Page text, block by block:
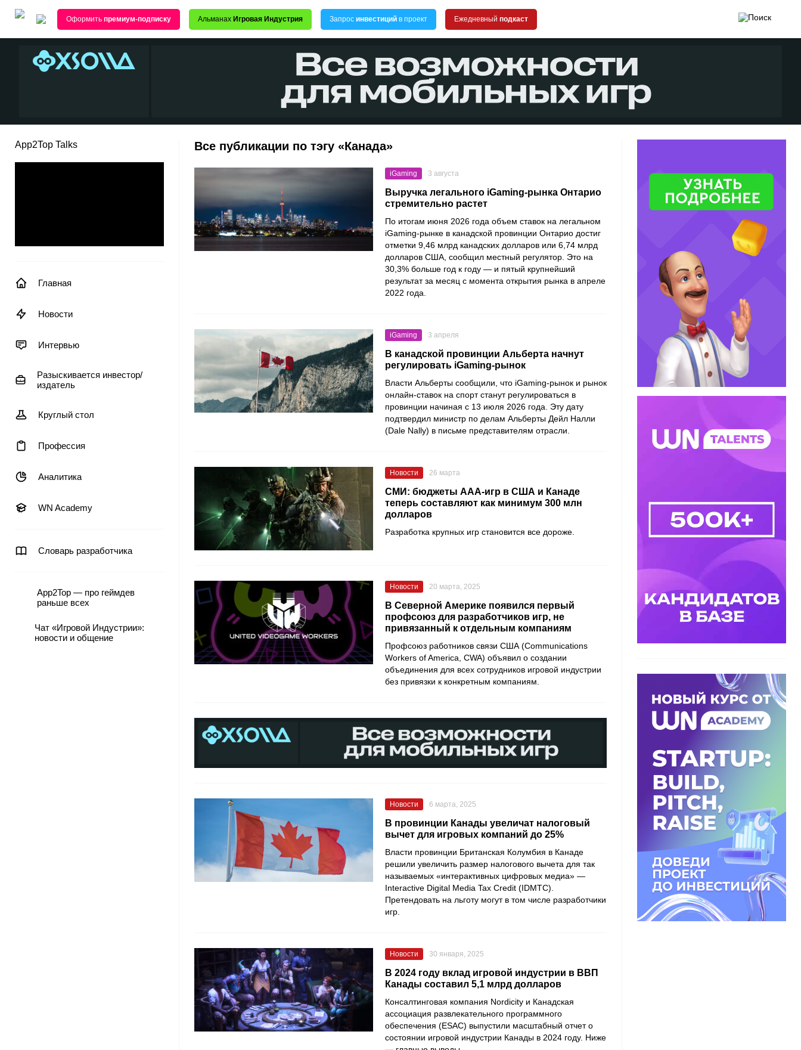
Оформить премиум-подписку Альманах Игровая Индустрия Запрос инвестиций в проект Ежедневный подкаст
App2Top Talks
Главная
Новости
Интервью
Разыскивается инвестор/
издатель
Круглый стол
Профессия
Аналитика
WN Academy
Словарь разработчика
App2Top — про геймдев
раньше всех
Чат «Игровой Индустрии»:
новости и общение
Все публикации по тэгу «Канада»
iGaming 3 августа
Выручка легального iGaming-рынка Онтарио
стремительно растет
По итогам июня 2026 года объем ставок на легальном
iGaming-рынке в канадской провинции Онтарио достиг
отметки 9,46 млрд канадских долларов или 6,74 млрд
долларов США, сообщил местный регулятор. Это на
30,3% больше год к году — и пятый крупнейший
результат за месяц с момента открытия рынка в апреле
2022 года.
iGaming 3 апреля
В канадской провинции Альберта начнут
регулировать iGaming-рынок
Власти Альберты сообщили, что iGaming-рынок и рынок
онлайн-ставок на спорт станут регулироваться в
провинции начиная с 13 июля 2026 года. Эту дату
подтвердил министр по делам Альберты Дейл Налли
(Dale Nally) в письме представителям отрасли.
Новости 26 марта
СМИ: бюджеты ААА-игр в США и Канаде
теперь составляют как минимум 300 млн
долларов
Разработка крупных игр становится все дороже.
Новости 20 марта, 2025
В Северной Америке появился первый
профсоюз для разработчиков игр, не
привязанный к отдельным компаниям
Профсоюз работников связи США (Communications
Workers of America, CWA) объявил о создании
объединения для всех сотрудников игровой индустрии
без привязки к конкретным компаниям.
Новости 6 марта, 2025
В провинции Канады увеличат налоговый
вычет для игровых компаний до 25%
Власти провинции Британская Колумбия в Канаде
решили увеличить размер налогового вычета для так
называемых «интерактивных цифровых медиа» —
Interactive Digital Media Tax Credit (IDMTC).
Претендовать на льготу могут в том числе разработчики
игр.
Новости 30 января, 2025
В 2024 году вклад игровой индустрии в ВВП
Канады составил 5,1 млрд долларов
Консалтинговая компания Nordicity и Канадская
ассоциация развлекательного программного
обеспечения (ESAC) выпустили масштабный отчет о
состоянии игровой индустрии Канады в 2024 году. Ниже